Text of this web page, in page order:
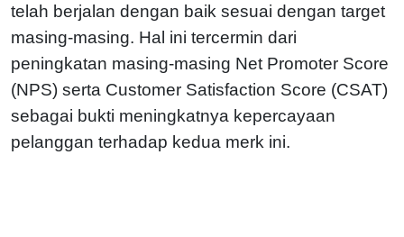
telah berjalan dengan baik sesuai dengan target
masing-masing. Hal ini tercermin dari
peningkatan masing-masing Net Promoter Score
(NPS) serta Customer Satisfaction Score (CSAT)
sebagai bukti meningkatnya kepercayaan
pelanggan terhadap kedua merk ini.